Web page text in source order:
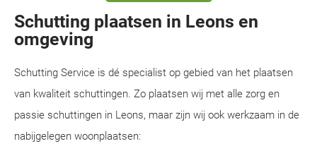
Schutting plaatsen in Leons en
omgeving
Schutting Service is dé specialist op gebied van het plaatsen
van kwaliteit schuttingen. Zo plaatsen wij met alle zorg en
passie schuttingen in Leons, maar zijn wij ook werkzaam in de
nabijgelegen woonplaatsen: